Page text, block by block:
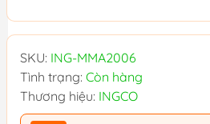
SKU: ING-MMA2006
Tình trạng: Còn hàng
Thương hiệu: INGCO